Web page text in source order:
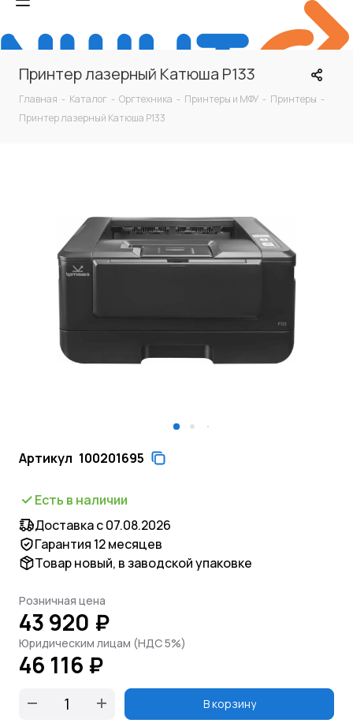
Принтер лазерный Катюша P133
Главная - Каталог - Оргтехника - Принтеры и МФУ - Принтеры -
Принтер лазерный Катюша P133
Артикул 100201695
Есть в наличии
Доставка с 07.08.2026
Гарантия 12 месяцев
Товар новый, в заводской упаковке
Розничная цена
43 920 ₽
Юридическим лицам (НДС 5%)
46 116 ₽
В корзину